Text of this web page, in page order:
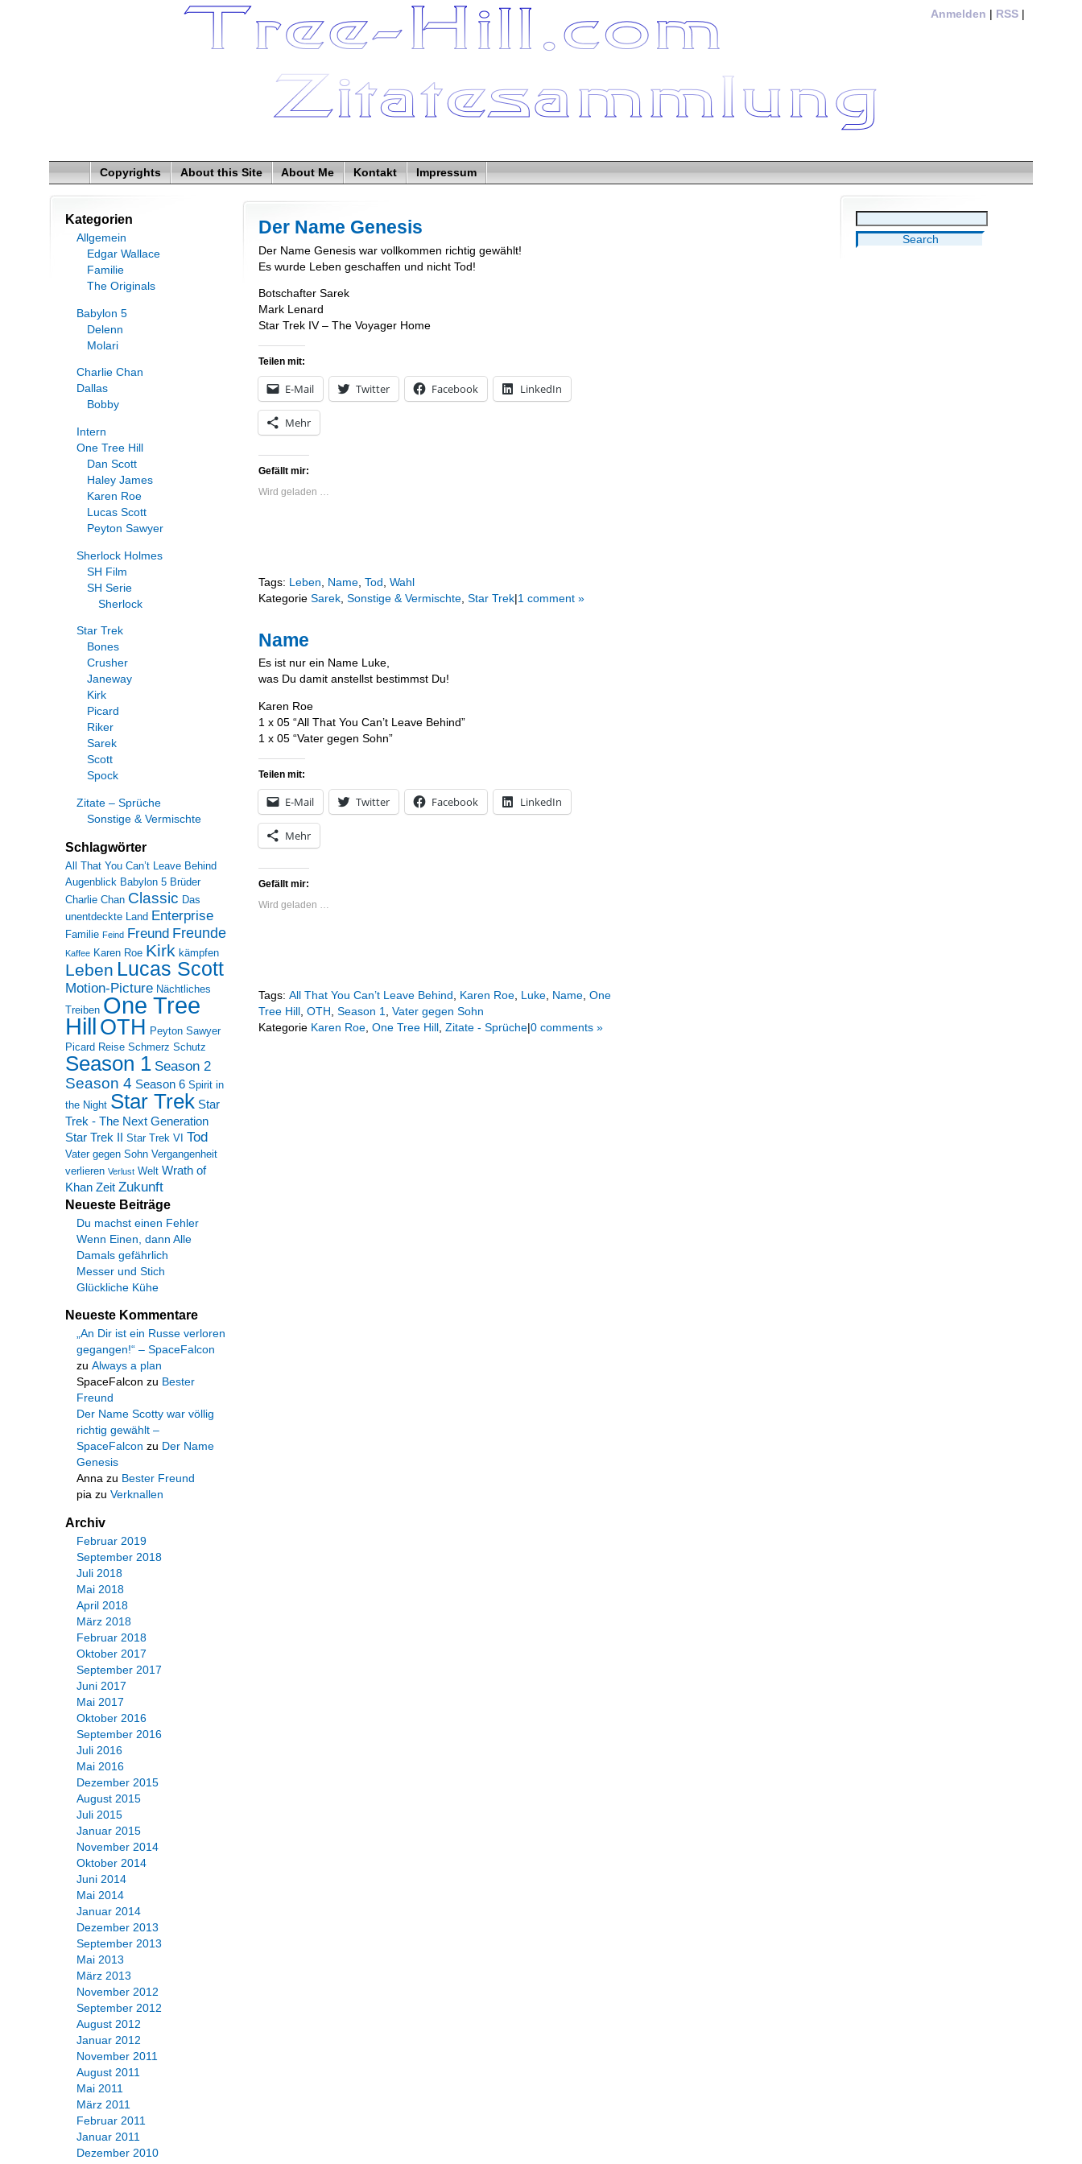
Anmelden RSS
Copyrights About this Site About Me Kontakt Impressum
Der Name Genesis
Der Name Genesis war vollkommen richtig gewählt!
Es wurde Leben geschaffen und nicht Tod!
Botschafter Sarek
Mark Lenard
Star Trek IV – The Voyager Home
Teilen mit:
E-Mail Twitter Facebook LinkedIn
Mehr
Gefällt mir:
Wird geladen …
Tags: Leben, Name, Tod , Wahl
Kategorie Sarek, Sonstige & Vermischte, Star Trek 1 comment »
Name
Es ist nur ein Name Luke,
was Du damit anstellst bestimmst Du!
Karen Roe
1 x 05 “All That You Can’t Leave Behind”
1 x 05 “Vater gegen Sohn”
Teilen mit:
E-Mail Twitter Facebook LinkedIn
Mehr
Gefällt mir:
Wird geladen …
Tags: All That You Can’t Leave Behind , Karen Roe, Luke, Name, One
Tree Hill , OTH , Season 1, Vater gegen Sohn
Kategorie Karen Roe, One Tree Hill , Zitate - Sprüche 0 comments »
Kategorien
Allgemein
Edgar Wallace
Familie
The Originals
Babylon 5
Delenn
Molari
Charlie Chan
Dallas
Bobby
Intern
One Tree Hill
Dan Scott
Haley James
Karen Roe
Lucas Scott
Peyton Sawyer
Sherlock Holmes
SH Film
SH Serie
Sherlock
Star Trek
Bones
Crusher
Janeway
Kirk
Picard
Riker
Sarek
Scott
Spock
Zitate – Sprüche
Sonstige & Vermischte
Schlagwörter
All That You Can’t Leave Behind
Augenblick Babylon 5 Brüder
Charlie Chan Classic Das
unentdeckte Land Enterprise
Familie Feind Freund Freunde
Kaffee Karen Roe Kirk kämpfen
Leben Lucas Scott
Motion-Picture Nächtliches
Treiben One Tree
Hill OTH Peyton Sawyer
Picard Reise Schmerz Schutz
Season 1 Season 2
Season 4 Season 6 Spirit in
the Night Star Trek Star
Trek - The Next Generation
Star Trek II Star Trek VI Tod
Vater gegen Sohn Vergangenheit
verlieren Verlust Welt Wrath of
Khan Zeit Zukunft
Neueste Beiträge
Du machst einen Fehler
Wenn Einen, dann Alle
Damals gefährlich
Messer und Stich
Glückliche Kühe
Neueste Kommentare
„An Dir ist ein Russe verloren
gegangen!“ – SpaceFalcon
zu Always a plan
SpaceFalcon zu Bester
Freund
Der Name Scotty war völlig
richtig gewählt –
SpaceFalcon zu Der Name
Genesis
Annazu Bester Freund
piazu Verknallen
Archiv
Februar 2019
September 2018
Juli 2018
Mai 2018
April 2018
März 2018
Februar 2018
Oktober 2017
September 2017
Juni 2017
Mai 2017
Oktober 2016
September 2016
Juli 2016
Mai 2016
Dezember 2015
August 2015
Juli 2015
Januar 2015
November 2014
Oktober 2014
Juni 2014
Mai 2014
Januar 2014
Dezember 2013
September 2013
Mai 2013
März 2013
November 2012
September 2012
August 2012
Januar 2012
November 2011
August 2011
Mai 2011
März 2011
Februar 2011
Januar 2011
Dezember 2010